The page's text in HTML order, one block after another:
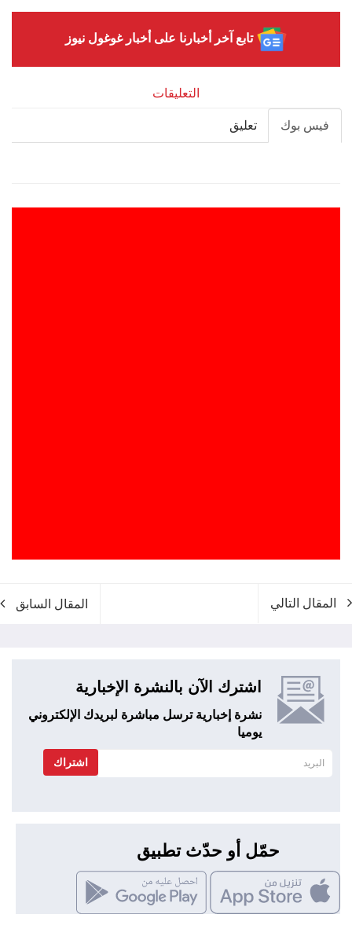
تابع آخر أخبارنا على أخبار غوغول نيوز
التعليقات
فيس بوك تعليق
المقال التالي المقال السابق
اشترك الآن بالنشرة الإخبارية
نشرة إخبارية ترسل مباشرة لبريدك الإلكتروني
يوميا
اشتراك
حمّل أو حدّث تطبيق